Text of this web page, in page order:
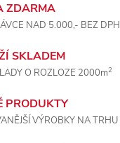
ZDARMA
NAD 5.000,- BEZ DPH
SKLADEM
O ROZLOZE 2000m2
PRODUKTY
VÝROBKY NA TRHU